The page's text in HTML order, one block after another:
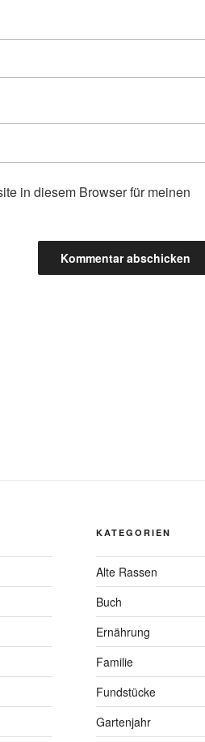
in diesem Browser für meinen
KATEGORIEN
Alte Rassen
Buch
Ernährung
Familie
Fundstücke
Gartenjahr